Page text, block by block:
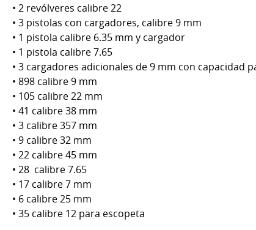
• 2 revólveres calibre 22
• 3 pistolas con cargadores, calibre 9 mm
• 1 pistola calibre 6.35 mm y cargador
• 1 pistola calibre 7.65
• 3 cargadores adicionales de 9 mm con capacidad
• 898 calibre 9 mm
• 105 calibre 22 mm
• 41 calibre 38 mm
• 3 calibre 357 mm
• 9 calibre 32 mm
• 22 calibre 45 mm
• 28 calibre 7.65
• 17 calibre 7 mm
• 6 calibre 25 mm
• 35 calibre 12 para escopeta